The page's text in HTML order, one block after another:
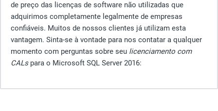
de preço das licenças de software não utilizadas que
adquirimos completamente legalmente de empresas
confiáveis. Muitos de nossos clientes já utilizam esta
vantagem. Sinta-se à vontade para nos contatar a qualquer
momento com perguntas sobre seu licenciamento com
CALspara o Microsoft SQL Server 2016: